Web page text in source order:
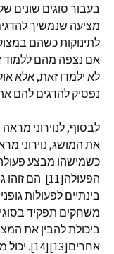
בעבור סוגים שונים
מציעה שנמשיך
לתינוקות כשהם
אם נצפה מהם ללמוד
לא ילמדו זאת, אלא
נפסיק להדגים להם
לבסוף, לנוירוני
את המושג, נוירוני
כשמישהו מבצע
הפעולה[11].
משחקים תפקיד
ביכולת להבין את